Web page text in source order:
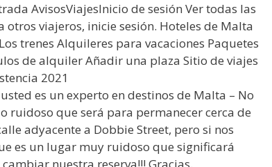
AvisosViajesInicio de sesión Ver todas las
viajeros, inicie sesión. Hoteles de Malta
trenes Alquileres para vacaciones Paquetes
de alquiler Añadir una plaza Sitio de viajes
2021
es un experto en destinos de Malta – No
ruidoso que será para permanecer cerca de
adyacente a Dobbie Street, pero si nos
es un lugar muy ruidoso que significará